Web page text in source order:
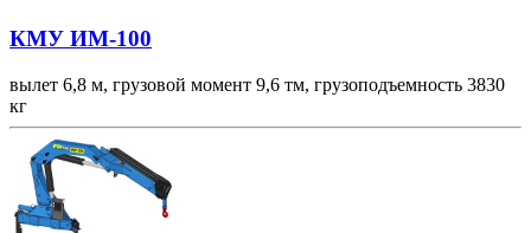
КМУ ИМ-100
вылет 6,8 м, грузовой момент 9,6 тм, грузоподъемность 3830
кг